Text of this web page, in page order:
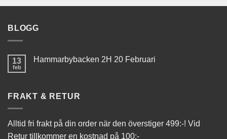
BLOGG
13
feb
Hammarbybacken 2H 20 Februari
FRAKT & RETUR
Alltid fri frakt på din order när den överstiger 499:-! Vid
Retur tillkommer en kostnad på 100:-